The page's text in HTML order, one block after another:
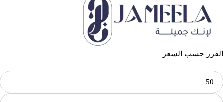
الفرز حسب السعر